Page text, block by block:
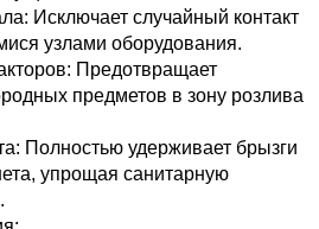
Исключает случайный контакт
узлами оборудования.
Предотвращает
предметов в зону розлива
Полностью удерживает брызги
упрощая санитарную